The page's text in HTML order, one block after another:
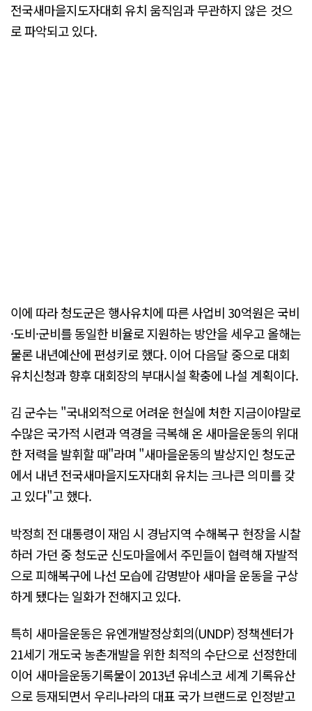
전국새마을지도자대회 유치 움직임과 무관하지 않은 것으
로 파악되고 있다.
이에 따라 청도군은 행사유치에 따른 사업비 30억원은 국비
·도비·군비를 동일한 비율로 지원하는 방안을 세우고 올해는
물론 내년예산에 편성키로 했다. 이어 다음달 중으로 대회
유치신청과 향후 대회장의 부대시설 확충에 나설 계획이다.
김 군수는 "국내외적으로 어려운 현실에 처한 지금이야말로
수많은 국가적 시련과 역경을 극복해 온 새마을운동의 위대
한 저력을 발휘할 때"라며 "새마을운동의 발상지인 청도군
에서 내년 전국새마을지도자대회 유치는 크나큰 의미를 갖
고 있다"고 했다.
박정희 전 대통령이 재임 시 경남지역 수해복구 현장을 시찰
하러 가던 중 청도군 신도마을에서 주민들이 협력해 자발적
으로 피해복구에 나선 모습에 감명받아 새마을 운동을 구상
하게 됐다는 일화가 전해지고 있다.
특히 새마을운동은 유엔개발정상회의(UNDP) 정책센터가
21세기 개도국 농촌개발을 위한 최적의 수단으로 선정한데
이어 새마을운동기록물이 2013년 유네스코 세계 기록유산
으로 등재되면서 우리나라의 대표 국가 브랜드로 인정받고